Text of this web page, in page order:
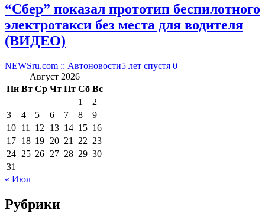
“Сбер” показал прототип беспилотного
электротакси без места для водителя
(ВИДЕО)
NEWSru.com :: Автоновости5 лет спустя 0
Август 2026
Пн Вт Ср Чт Пт Сб Вс
1
2
3
4 5 6 7 8
9
10 11 12 13 14 15 16
17 18 19 20 21 22 23
24 25 26 27 28 29 30
31
« Июл
Рубрики